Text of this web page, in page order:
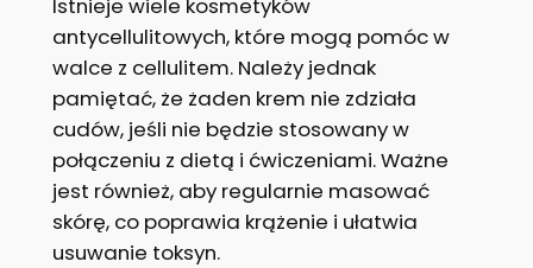
antycellulitowych, które mogą pomóc w
walce z cellulitem. Należy jednak
pamiętać, że żaden krem nie zdziała
cudów, jeśli nie będzie stosowany w
połączeniu z dietą i ćwiczeniami. Ważne
jest również, aby regularnie masować
skórę, co poprawia krążenie i ułatwia
usuwanie toksyn.